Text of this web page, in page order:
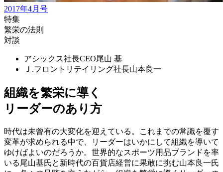
2017年4月号
特集
繁栄の法則
対談
アシックス社長CEO尾山 基
Ｊ.フロントリテイリング社長山本良一
組織を繁栄に導く
リーダーのあり方
時代は未曾有の大変化を迎えている。これまでの常識を覆す
変革が求められる中で、リーダーはいかにして組織を導いて
ゆけばよいのだろうか。世界的なスポーツ用品ブランドを率
いる尾山基氏と新時代の百貨店経営に果敢に挑む山本良一氏